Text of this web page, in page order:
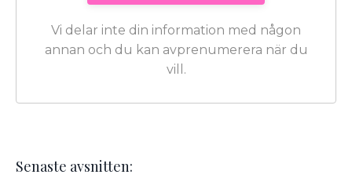
Vi delar inte din information med någon
annan och du kan avprenumerera när du
vill.
Senaste avsnitten: